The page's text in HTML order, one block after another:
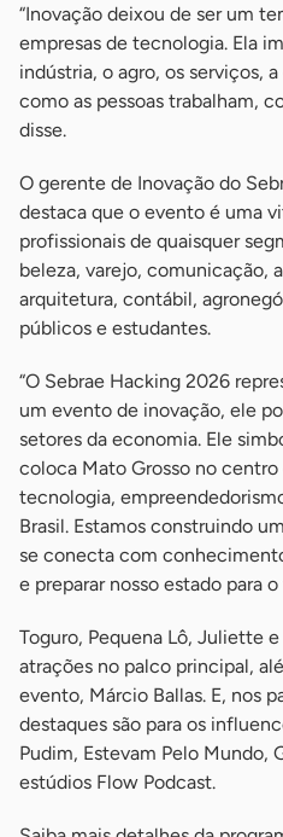
“Inovação deixou de ser um
empresas de tecnologia. Ela
indústria, o agro, os serviços,
como as pessoas trabalham,
disse.
O gerente de Inovação do
destaca que o evento é uma
profissionais de quaisquer
beleza, varejo, comunicação,
arquitetura, contábil,
públicos e estudantes.
“O Sebrae Hacking 2026
um evento de inovação, ele
setores da economia. Ele
coloca Mato Grosso no centro
tecnologia,
Brasil. Estamos construindo
se conecta com
e preparar nosso estado para
Toguro, Pequena Lô, Juliette
atrações no palco principal,
evento, Márcio Ballas. E, nos
destaques são para os
Pudim, Estevam Pelo Mundo,
estúdios Flow Podcast.